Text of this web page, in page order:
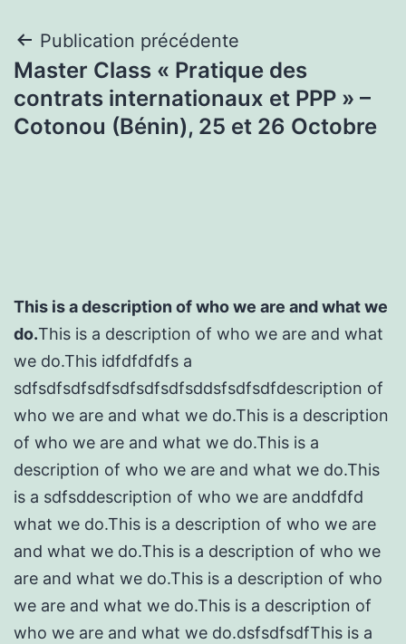
Navigation
de
l’article
Publication précédente
Master Class « Pratique des
contrats internationaux et PPP » –
Cotonou (Bénin), 25 et 26 Octobre
This is a description of who we are and what we
do.This is a description of who we are and what
we do.This idfdfdfdfs a
sdfsdfsdfsdfsdfsdfsdfsddsfsdfsdfdescription of
who we are and what we do.This is a description
of who we are and what we do.This is a
description of who we are and what we do.This
is a sdfsddescription of who we are anddfdfd
what we do.This is a description of who we are
and what we do.This is a description of who we
are and what we do.This is a description of who
we are and what we do.This is a description of
who we are and what we do.dsfsdfsdfThis is a